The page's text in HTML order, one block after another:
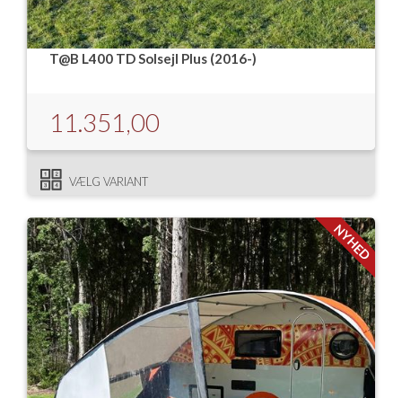
Isabella Opstillingsvejledninger
GPDR - Optagelse af foto og video
T@B L400 TD Solsejl Plus (2016-)
11.351,00
VÆLG VARIANT
NYHED